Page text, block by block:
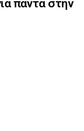
πάντα στην